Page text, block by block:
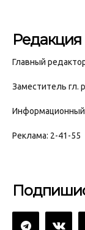
Редакция
Главный
Заместитель гл.
Реклама: 2-41-55